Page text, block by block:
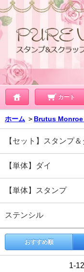
カート
ホーム ＞ Brutus Monroe
【セット】スタンプ
【単体】ダイ
【単体】スタンプ
ステンシル
おすすめ順
1-